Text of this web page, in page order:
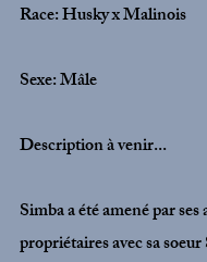
Race: Husky x Malinois
Sexe: Mâle
Description à venir...
Simba a été amené par
propriétaires avec sa